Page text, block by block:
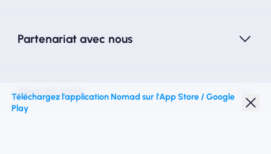
Partenariat avec nous
Nomad esim
Téléchargez l'application Nomad sur l'App Store / Google
Play